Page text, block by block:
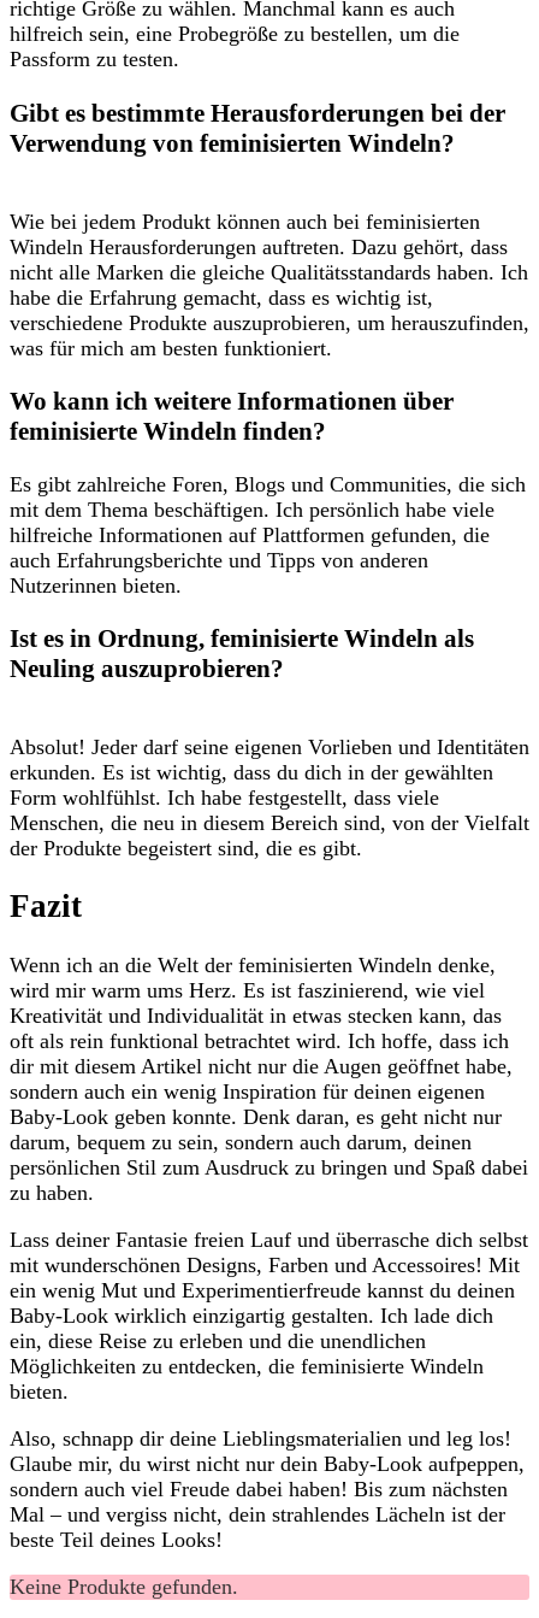
richtige Größe zu wählen. Manchmal ​kann es auch
hilfreich sein, ‌eine Probegröße zu‌ bestellen, um die
⁤Passform‌ zu testen.
Gibt‍ es bestimmte Herausforderungen bei ‌der
‌Verwendung von feminisierten Windeln?
Wie bei jedem Produkt können auch bei⁢ feminisierten
Windeln Herausforderungen auftreten. Dazu gehört,⁢ dass
nicht alle Marken die ​gleiche Qualitätsstandards haben. Ich
habe die Erfahrung ‍gemacht, ​dass es‍ wichtig ist,
verschiedene Produkte auszuprobieren, um ⁢herauszufinden,
was für mich am besten funktioniert.
Wo kann ich weitere Informationen‌ über
⁢feminisierte Windeln finden?
Es gibt‌ zahlreiche Foren, Blogs und Communities, die sich
mit dem ⁤Thema beschäftigen. Ich ⁢persönlich habe‌ viele⁢
hilfreiche Informationen auf Plattformen gefunden, die
⁤auch Erfahrungsberichte ‍und Tipps von ⁣anderen
Nutzerinnen bieten.
Ist es in Ordnung,⁢ feminisierte Windeln⁢ als‌
Neuling auszuprobieren?
Absolut! Jeder‍ darf seine eigenen Vorlieben und Identitäten
erkunden.⁤ Es ⁤ist wichtig, dass ⁢du⁣ dich in der gewählten‌
Form⁤ wohlfühlst. Ich habe‌ festgestellt, dass viele
Menschen,​ die neu in diesem⁤ Bereich sind,⁣ von der ⁤Vielfalt
der Produkte begeistert sind,​ die ⁣es ​gibt.
Fazit
Wenn⁢ ich an die Welt der feminisierten Windeln denke,​
wird mir warm ums ​Herz. Es ist faszinierend, wie viel ​
Kreativität und Individualität ⁢in etwas stecken kann, das
⁢oft als rein ⁣funktional‍ betrachtet wird. ‌Ich hoffe,‌ dass ich
dir mit‍ diesem​ Artikel nicht nur die ⁢Augen geöffnet habe,
sondern auch ein wenig Inspiration ​für‍ deinen eigenen
Baby-Look geben konnte. Denk daran, es geht nicht nur
darum, bequem zu sein, sondern‌ auch darum, deinen
persönlichen ⁢Stil zum Ausdruck zu ⁣bringen und Spaß‌ dabei
zu⁤ haben.
Lass deiner​ Fantasie ⁣freien ⁣Lauf und überrasche dich selbst
mit wunderschönen Designs, Farben und Accessoires!‌ Mit
ein wenig Mut⁢ und Experimentierfreude‍ kannst du deinen
⁢Baby-Look wirklich⁤ einzigartig ‌gestalten.‍ Ich lade ‌dich
‌ein, diese Reise zu erleben⁢ und die unendlichen
Möglichkeiten zu entdecken,‌ die feminisierte Windeln
bieten. ‌
Also, schnapp dir deine​ Lieblingsmaterialien und leg los!‌
Glaube mir, du⁤ wirst nicht ​nur dein‌ Baby-Look aufpeppen,
sondern auch viel‍ Freude dabei haben! Bis‌ zum nächsten
Mal –⁤ und vergiss nicht, dein strahlendes Lächeln ist der
beste Teil deines ‌Looks!
Keine Produkte gefunden.